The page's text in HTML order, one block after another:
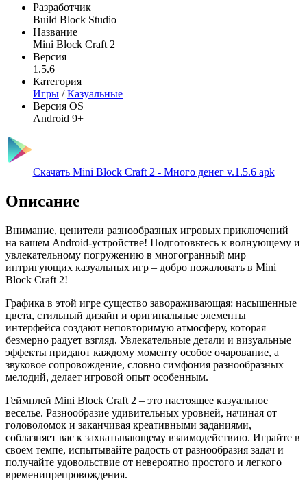
Разработчик
Build Block Studio
Название
Mini Block Craft 2
Версия
1.5.6
Категория
Игры /Казуальные
Версия OS
Android 9+
Скачать Mini Block Craft 2 - Много денег v.1.5.6 apk
Описание
Внимание, ценители разнообразных игровых приключений
на вашем Android-устройстве! Подготовьтесь к волнующему и
увлекательному погружению в многогранный мир
интригующих казуальных игр – добро пожаловать в Mini
Block Craft 2!
Графика в этой игре существо завораживающая: насыщенные
цвета, стильный дизайн и оригинальные элементы
интерфейса создают неповторимую атмосферу, которая
безмерно радует взгляд. Увлекательные детали и визуальные
эффекты придают каждому моменту особое очарование, а
звуковое сопровождение, словно симфония разнообразных
мелодий, делает игровой опыт особенным.
Геймплей Mini Block Craft 2 – это настоящее казуальное
веселье. Разнообразие удивительных уровней, начиная от
головоломок и заканчивая креативными заданиями,
соблазняет вас к захватывающему взаимодействию. Играйте в
своем темпе, испытывайте радость от разнообразия задач и
получайте удовольствие от невероятно простого и легкого
временипрепровождения.